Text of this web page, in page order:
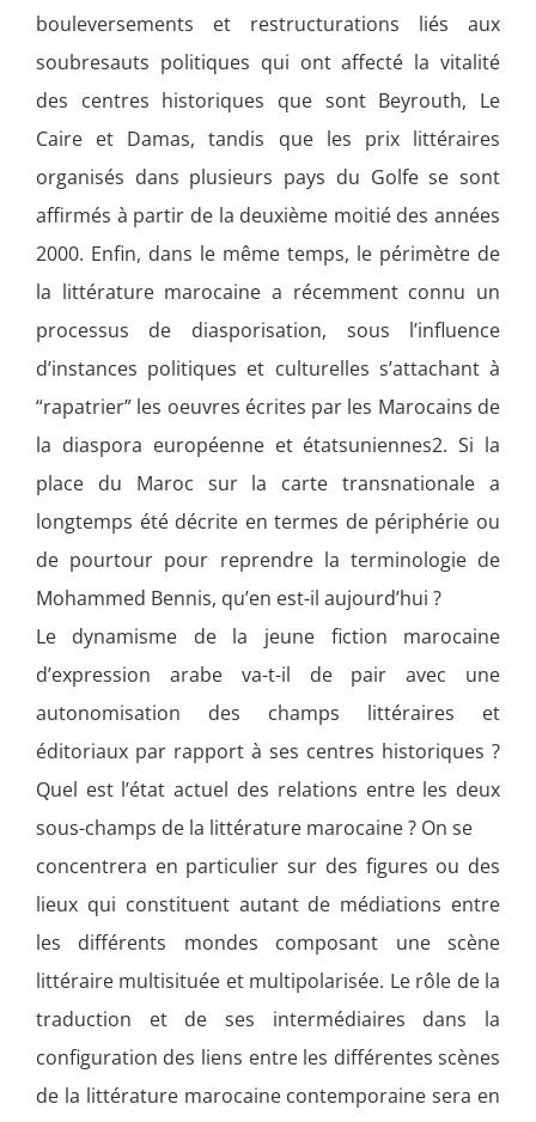
bouleversements et restructurations liés aux
soubresauts politiques qui ont affecté la vitalité
des centres historiques que sont Beyrouth, Le
Caire et Damas, tandis que les prix littéraires
organisés dans plusieurs pays du Golfe se sont
affirmés à partir de la deuxième moitié des années
2000. Enfin, dans le même temps, le périmètre de
la littérature marocaine a récemment connu un
processus de diasporisation, sous l’influence
d’instances politiques et culturelles s’attachant à
“rapatrier” les oeuvres écrites par les Marocains de
la diaspora européenne et étatsuniennes2. Si la
place du Maroc sur la carte transnationale a
longtemps été décrite en termes de périphérie ou
de pourtour pour reprendre la terminologie de
Mohammed Bennis, qu’en est-il aujourd’hui ?
Le dynamisme de la jeune fiction marocaine
d’expression arabe va-t-il de pair avec une
autonomisation des champs littéraires et
éditoriaux par rapport à ses centres historiques ?
Quel est l’état actuel des relations entre les deux
sous-champs de la littérature marocaine ? On se
concentrera en particulier sur des figures ou des
lieux qui constituent autant de médiations entre
les différents mondes composant une scène
littéraire multisituée et multipolarisée. Le rôle de la
traduction et de ses intermédiaires dans la
configuration des liens entre les différentes scènes
de la littérature marocaine contemporaine sera en